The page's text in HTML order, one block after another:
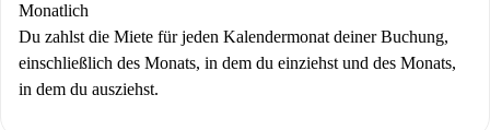
Monatlich
Du zahlst die Miete für jeden Kalendermonat deiner Buchung,
einschließlich des Monats, in dem du einziehst und des Monats,
in dem du ausziehst.